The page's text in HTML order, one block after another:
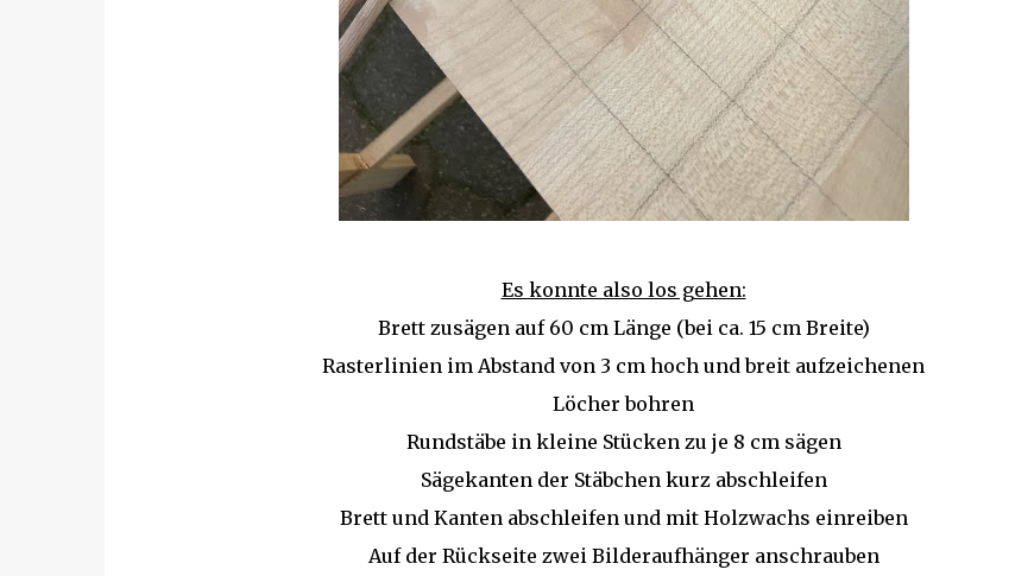
Es konnte also los gehen:
Brett zusägen auf 60 cm Länge (bei ca. 15 cm Breite)
Rasterlinien im Abstand von 3 cm hoch und breit aufzeichenen
Löcher bohren
Rundstäbe in kleine Stücken zu je 8 cm sägen
Sägekanten der Stäbchen kurz abschleifen
Brett und Kanten abschleifen und mit Holzwachs einreiben
Auf der Rückseite zwei Bilderaufhänger anschrauben